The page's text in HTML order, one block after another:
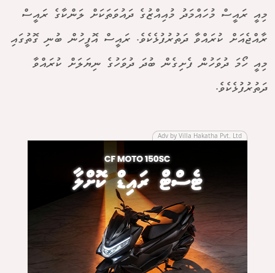
މިއީ ރައީސް މުހައްމަދު މުއިއްޒުގެ ދައުވަތަކަށް ލަންކާގެ ރައީސް
ރާއްޖެއަށް ކުރައްވާ ދަތުރުފުޅެކެވެ. ރައީސް އޮފީހުން ބުނި ގޮތުގައި
މިއީ ހޯމަ ދުވަހުން ފެށިގެން ބުދަ ދުވަހުގެ ނިޔަލަށް ކުރައްވާ
ދަތުރުފުޅެކެވެ.
Adv by Villa Hakatha Pvt. Ltd